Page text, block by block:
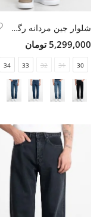
شلوار جین مردانه رگولار
5,299,000 تومان
30
31
32
33
34